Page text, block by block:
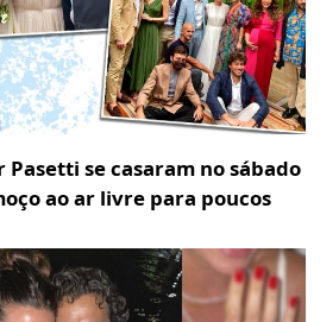
Pasetti se casaram no sábado
ao ar livre para poucos